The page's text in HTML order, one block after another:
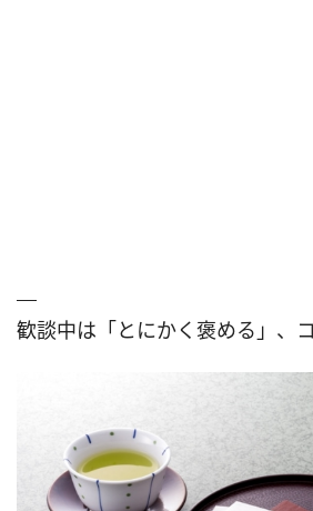
歓談中は「とにかく褒める」、